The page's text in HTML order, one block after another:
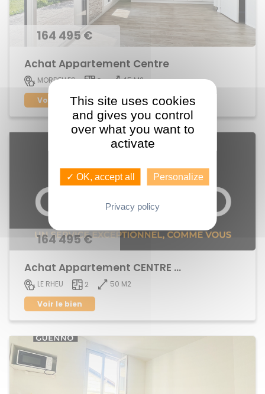
164 495 €
Achat Appartement Centre
MORDELLES 2
45 M2
Voir le bien
164 495 €
Achat Appartement CENTRE BOURG
LE RHEU 2
50 M2
Voir le bien
This site uses cookies
and gives you control
over what you want to
activate
✓ OK, accept all Personalize
Privacy policy